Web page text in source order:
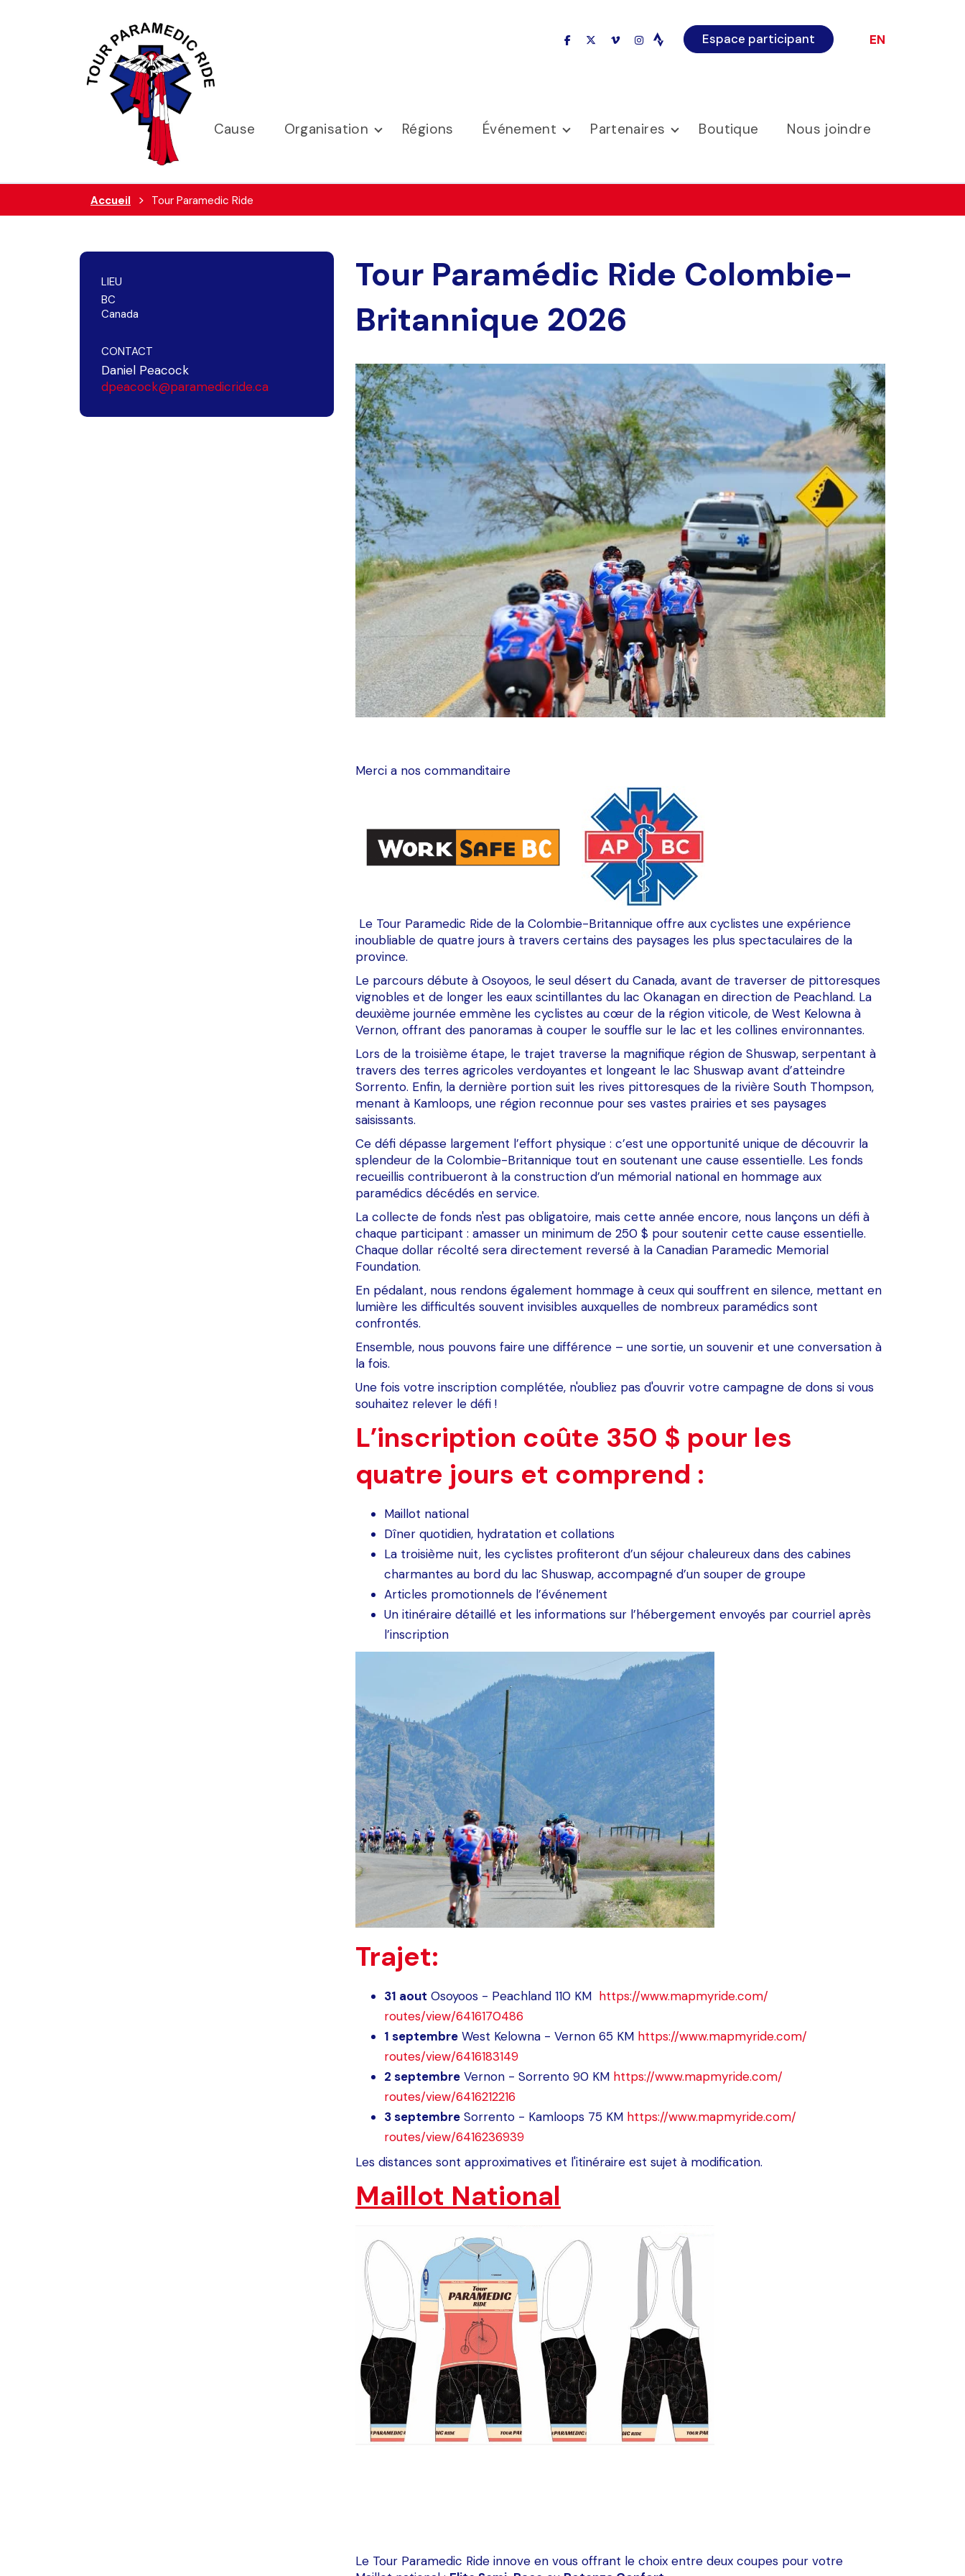
facebookx-twittervimeoinstagram Espace participant EN
Cause Organisation Régions Événement Partenaires Boutique Nous joindre
Accueil Tour Paramedic Ride
LIEU
BC
Canada
CONTACT
Daniel Peacock
dpeacock@paramedicride.ca
Tour Paramédic Ride Colombie-
Britannique 2026
Merci a nos commanditaire
Le Tour Paramedic Ride de la Colombie-Britannique offre aux cyclistes une expérience
inoubliable de quatre jours à travers certains des paysages les plus spectaculaires de la
province.
Le parcours débute à Osoyoos, le seul désert du Canada, avant de traverser de pittoresques
vignobles et de longer les eaux scintillantes du lac Okanagan en direction de Peachland. La
deuxième journée emmène les cyclistes au cœur de la région viticole, de West Kelowna à
Vernon, offrant des panoramas à couper le souffle sur le lac et les collines environnantes.
Lors de la troisième étape, le trajet traverse la magnifique région de Shuswap, serpentant à
travers des terres agricoles verdoyantes et longeant le lac Shuswap avant d’atteindre
Sorrento. Enfin, la dernière portion suit les rives pittoresques de la rivière South Thompson,
menant à Kamloops, une région reconnue pour ses vastes prairies et ses paysages
saisissants.
Ce défi dépasse largement l’effort physique : c’est une opportunité unique de découvrir la
splendeur de la Colombie-Britannique tout en soutenant une cause essentielle. Les fonds
recueillis contribueront à la construction d’un mémorial national en hommage aux
paramédics décédés en service.
La collecte de fonds n'est pas obligatoire, mais cette année encore, nous lançons un défi à
chaque participant : amasser un minimum de 250 $ pour soutenir cette cause essentielle.
Chaque dollar récolté sera directement reversé à la Canadian Paramedic Memorial
Foundation.
En pédalant, nous rendons également hommage à ceux qui souffrent en silence, mettant en
lumière les difficultés souvent invisibles auxquelles de nombreux paramédics sont
confrontés.
Ensemble, nous pouvons faire une différence – une sortie, un souvenir et une conversation à
la fois.
Une fois votre inscription complétée, n'oubliez pas d'ouvrir votre campagne de dons si vous
souhaitez relever le défi !
L’inscription coûte 350 $ pour les
quatre jours et comprend :
Maillot national
Dîner quotidien, hydratation et collations
La troisième nuit, les cyclistes profiteront d’un séjour chaleureux dans des cabines
charmantes au bord du lac Shuswap, accompagné d’un souper de groupe
Articles promotionnels de l’événement
Un itinéraire détaillé et les informations sur l’hébergement envoyés par courriel après
l’inscription
Trajet:
31 aout Osoyoos - Peachland 110 KM https://www.mapmyride.com/
routes/view/6416170486
1 septembre West Kelowna - Vernon 65 KM https://www.mapmyride.com/
routes/view/6416183149
2 septembre Vernon - Sorrento 90 KM https://www.mapmyride.com/
routes/view/6416212216
3 septembre Sorrento - Kamloops 75 KM https://www.mapmyride.com/
routes/view/6416236939
Les distances sont approximatives et l'itinéraire est sujet à modification.
Maillot National
Le Tour Paramedic Ride innove en vous offrant le choix entre deux coupes pour votre